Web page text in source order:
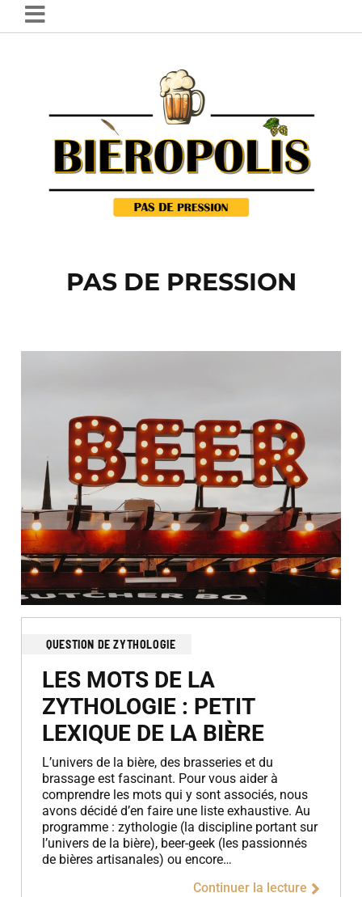
PAS DE PRESSION
QUESTION DE ZYTHOLOGIE
LES MOTS DE LA
ZYTHOLOGIE : PETIT
LEXIQUE DE LA BIÈRE
L’univers de la bière, des brasseries et du
brassage est fascinant. Pour vous aider à
comprendre les mots qui y sont associés, nous
avons décidé d’en faire une liste exhaustive. Au
programme : zythologie (la discipline portant sur
l’univers de la bière), beer-geek (les passionnés
de bières artisanales) ou encore…
Continuer la lecture